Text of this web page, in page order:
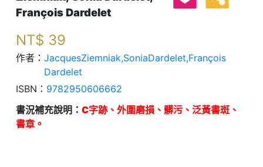
François Dardelet
NT$ 39
作者： JacquesZiemniak,SoniaDardelet,François
Dardelet
ISBN： 9782950606662
書況補充說明： C字跡、外圍磨損、髒污、泛黃書斑、
書章。